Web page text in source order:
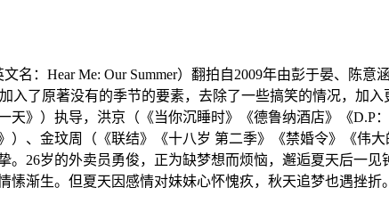
名：Hear Me: Our Summer）翻拍自2009年由彭于晏、陈
入了原著没有的季节的要素，去除了一些搞笑的情况，加
》）执导，洪京（《当你沉睡时》《德鲁纳酒店》《D.P
）、金玟周（《联结》《十八岁 第二季》《禁婚令》《伟
26岁的外卖员勇俊，正为缺梦想而烦恼，邂逅夏天后一
渐生。但夏天因感情对妹妹心怀愧疚，秋天追梦也遇挫折